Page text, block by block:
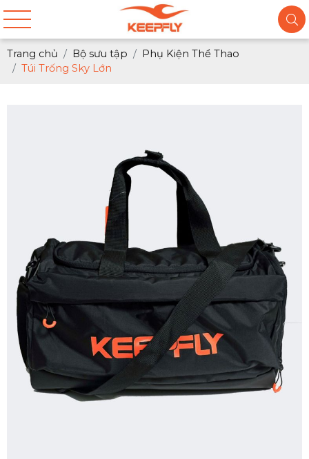
Trang chủ Bộ sưu tập
Phụ Kiện Thể Thao
Túi Trống Sky Lớn